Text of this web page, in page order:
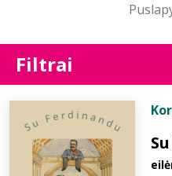
Filtrai